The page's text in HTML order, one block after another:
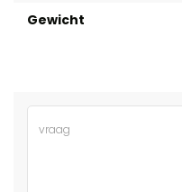
Gewicht